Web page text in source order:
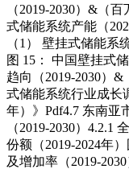
（2019-2030）&（
式储能系统产能（
（1） 壁挂式储能
图 15： 中国壁挂式
趋向（2019-2030）
式储能系统行业成长
年）》Pdf4.7 东南亚
（2019-2030）4.2.1
份额（2019-2024年
及增加率（2019-